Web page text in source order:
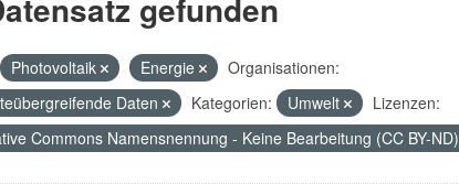
gefunden
Photovoltaik Energie
Organisationen:
Daten
Kategorien: Umwelt
Lizenzen:
Commons Namensnennung - Keine Bearbeitung (CC BY-ND)